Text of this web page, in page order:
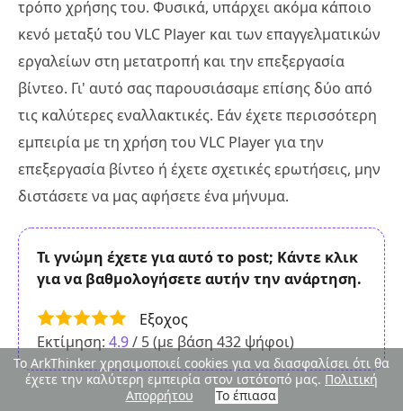
τρόπο χρήσης του. Φυσικά, υπάρχει ακόμα κάποιο
κενό μεταξύ του VLC Player και των επαγγελματικών
εργαλείων στη μετατροπή και την επεξεργασία
βίντεο. Γι' αυτό σας παρουσιάσαμε επίσης δύο από
τις καλύτερες εναλλακτικές. Εάν έχετε περισσότερη
εμπειρία με τη χρήση του VLC Player για την
επεξεργασία βίντεο ή έχετε σχετικές ερωτήσεις, μην
διστάσετε να μας αφήσετε ένα μήνυμα.
Τι γνώμη έχετε για αυτό το post; Κάντε κλικ
για να βαθμολογήσετε αυτήν την ανάρτηση.
Εξοχος
Εκτίμηση: 4.9/ 5 (με βάση 432 ψήφοι)
Το ArkThinker χρησιμοποιεί cookies για να διασφαλίσει ότι θα
έχετε την καλύτερη εμπειρία στον ιστότοπό μας. Πολιτική
Απορρήτου
Το έπιασα